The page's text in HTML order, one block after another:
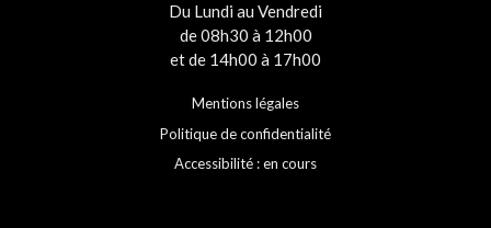
Du Lundi au Vendredi
de 08h30 à 12h00
et de 14h00 à 17h00
Mentions légales
Politique de confidentialité
Accessibilité : en cours